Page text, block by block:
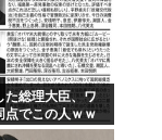
た総理大臣、ワ
点でこの人ｗｗ